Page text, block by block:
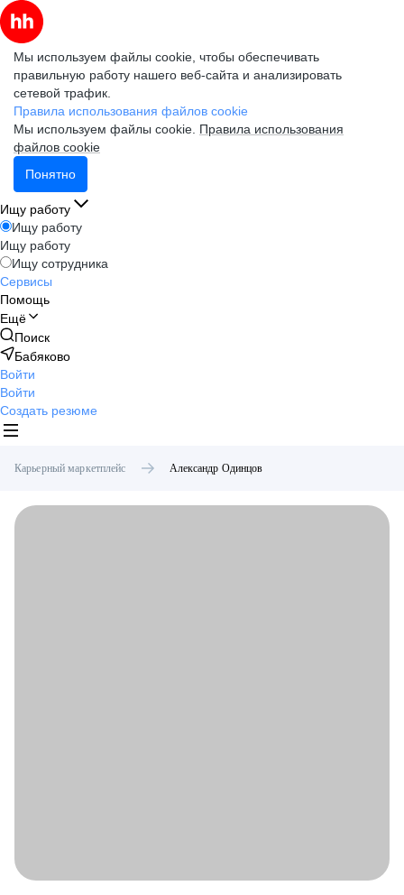
Мы используем файлы cookie, чтобы обеспечивать
правильную работу нашего веб-сайта и анализировать
сетевой трафик.
Правила использования файлов cookie
Мы используем файлы cookie. Правила использования
файлов cookie
Понятно
Ищу работу
Ищу работу
Ищу работу
Ищу сотрудника
Сервисы
Помощь
Ещё
Поиск
Бабяково
Войти
Войти
Создать резюме
Карьерный маркетплейс Александр Одинцов